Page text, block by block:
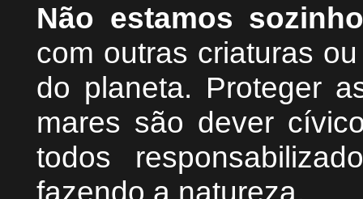
Não estamos
com outras criaturas
do planeta. Proteger
mares são dever
todos
fazendo a natureza.